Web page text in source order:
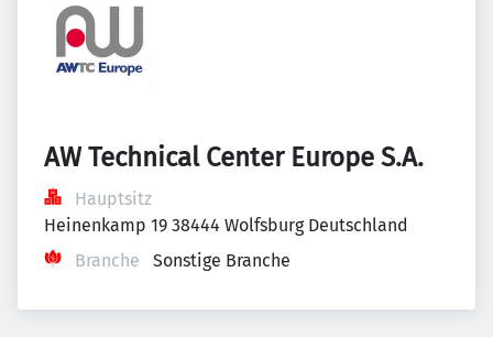
AW Technical Center Europe S.A.
Hauptsitz
Heinenkamp 19 38444 Wolfsburg Deutschland
Branche
Sonstige Branche